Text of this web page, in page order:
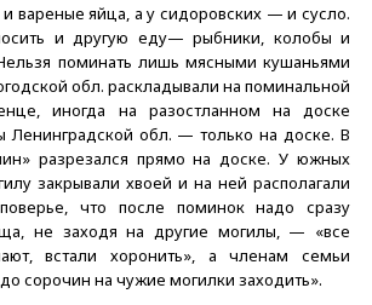
и вареные яйца, а у сидоровских — и сусло.
и другую еду— рыбники, колобы и
поминать лишь мясными кушаньями
обл. раскладывали на поминальной
иногда на разостланном на доске
Ленинградской обл. — только на доске. В
разрезался прямо на доске. У южных
закрывали хвоей и на ней располагали
что после поминок надо сразу
не заходя на другие могилы, — «все
встали хоронить», а членам семьи
сорочин на чужие могилки заходить».